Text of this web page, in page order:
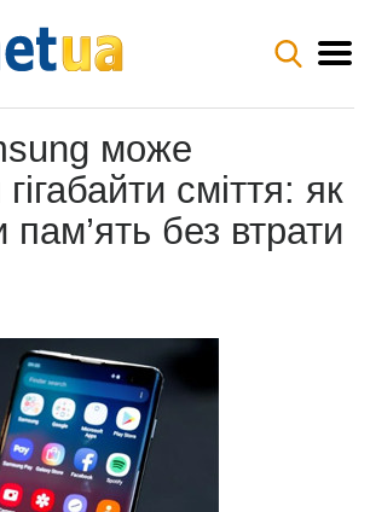
може
гігабайти сміття: як
пам’ять без втрати